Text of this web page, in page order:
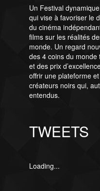
Un Festival
qui vise à favoriser le
du cinéma
films sur les réalités
monde. Un regard
des 4 coins du
et des prix
offrir une plateforme
créateurs noirs qui,
entendus.
TWEETS
Loading...